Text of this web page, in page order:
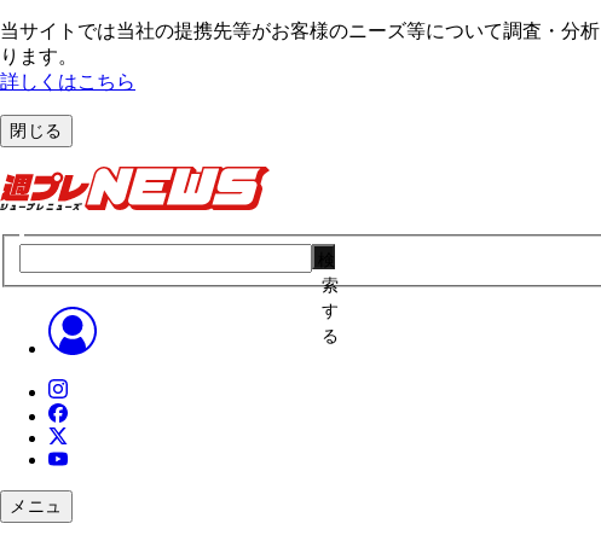
当サイトでは当社の提携先等がお客様のニーズ等について調査・分
ります。
詳しくはこちら
閉じる
索
す
る
メニュ